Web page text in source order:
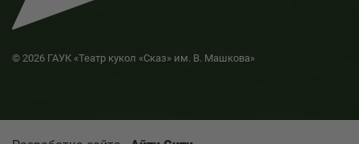
© 2026 ГАУК «Театр кукол «Сказ» им. В. Машкова»